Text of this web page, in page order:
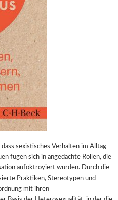
sexistisches Verhalten im Alltag
fügen sich in angedachte Rollen, die
aufoktroyiert wurden. Durch die
Praktiken, Stereotypen und
mit ihren